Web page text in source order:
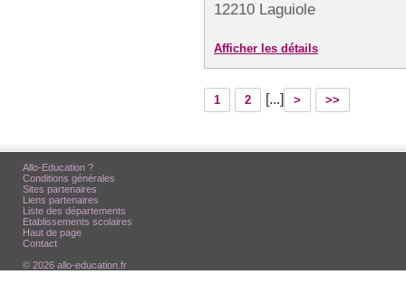
12210 Laguiole
Afficher les détails
1 2 [...] > >>
Allo-Education ?
Conditions générales
Sites partenaires
Liens partenaires
Liste des départements
Etablissements scolaires
Haut de page
Contact
© 2026 allo-education.fr